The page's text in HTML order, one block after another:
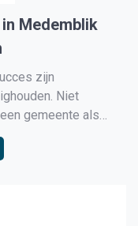
Medemblik
zijn
Niet
gemeente als
Andijk,
Wervershoof en
investeren […]